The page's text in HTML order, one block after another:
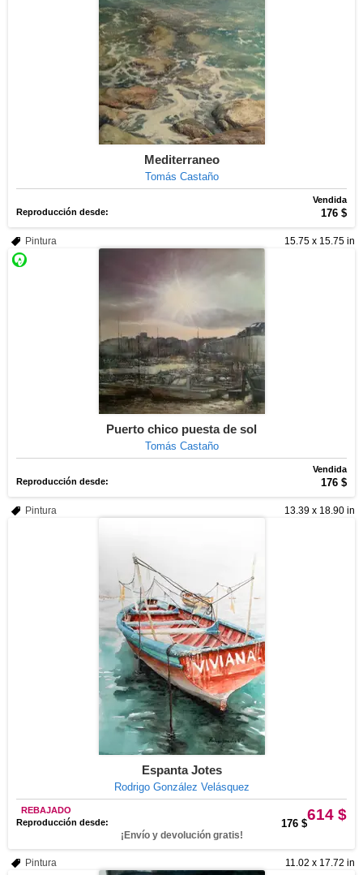
Mediterraneo
Tomás Castaño
Vendida
Reproducción desde:
176 $
15.75 x 15.75 in
Pintura
Puerto chico puesta de sol
Tomás Castaño
Vendida
Reproducción desde:
176 $
13.39 x 18.90 in
Pintura
Espanta Jotes
Rodrigo González Velásquez
614 $
REBAJADO
Reproducción desde:
176 $
¡Envío y devolución gratis!
11.02 x 17.72 in
Pintura